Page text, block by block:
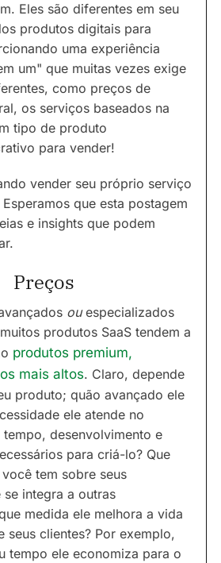
Eles são diferentes em seu
produtos digitais para
uma experiência
um" que muitas vezes exige
como preços de
os serviços baseados na
tipo de produto
para vender!
vender seu próprio serviço
que esta postagem
e insights que podem
Preços
ouespecializados
produtos SaaS tendem a
produtos premium,
mais altos. Claro, depende
produto; quão avançado ele
ele atende no
tempo, desenvolvimento e
para criá-lo? Que
tem sobre seus
integra a outras
medida ele melhora a vida
seus clientes? Por exemplo,
tempo ele economiza para o